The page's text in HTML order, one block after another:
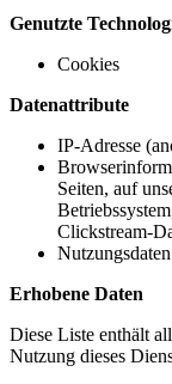
Genutzte
Cookies
Datenattribute
IP-Adresse
Seiten, auf
Clickstream-
Erhobene Daten
Diese Liste enthält
Nutzung dieses